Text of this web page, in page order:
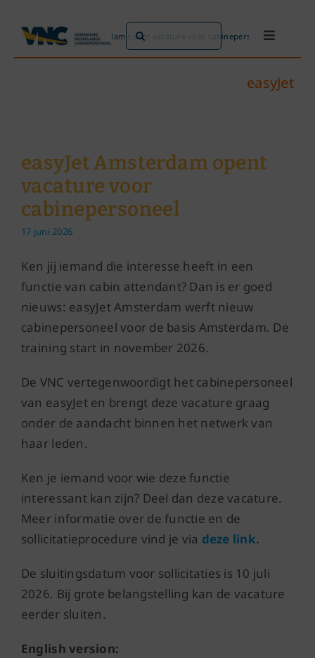
naar
inhoud
Toggle
Dossiers
Maatschappijen
Zoeken
naar:
Home» easyJet Amsterdam opent vacature voor cabinepersoneel
easyJet
easyJet Amsterdam opent
vacature voor
cabinepersoneel
17 juni 2026
Ken jij iemand die interesse heeft in een
functie van cabin attendant? Dan is er goed
nieuws: easyJet Amsterdam werft nieuw
cabinepersoneel voor de basis Amsterdam. De
training start in november 2026.
De VNC vertegenwoordigt het cabinepersoneel
van easyJet en brengt deze vacature graag
onder de aandacht binnen het netwerk van
haar leden.
Ken je iemand voor wie deze functie
interessant kan zijn? Deel dan deze vacature.
Meer informatie over de functie en de
sollicitatieprocedure vind je via deze link.
De sluitingsdatum voor sollicitaties is 10 juli
2026. Bij grote belangstelling kan de vacature
eerder sluiten.
English version: